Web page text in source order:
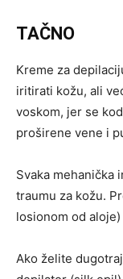
TAČNO
Kreme za
iritirati kožu, ali
voskom, jer se
proširene vene i
Svaka mehanička
traumu za kožu.
losionom od
Ako želite